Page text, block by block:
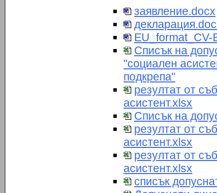
заявление.docx
EU_format_CV-
Списък на
"социален
подкрепа"
резултат от
асистент.xlsx
Списък на
резултат от
асистент.xlsx
резултат от
асистент.xlsx
списък